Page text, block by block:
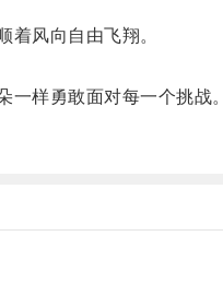
风向自由飞翔。
样勇敢面对每一个挑战。